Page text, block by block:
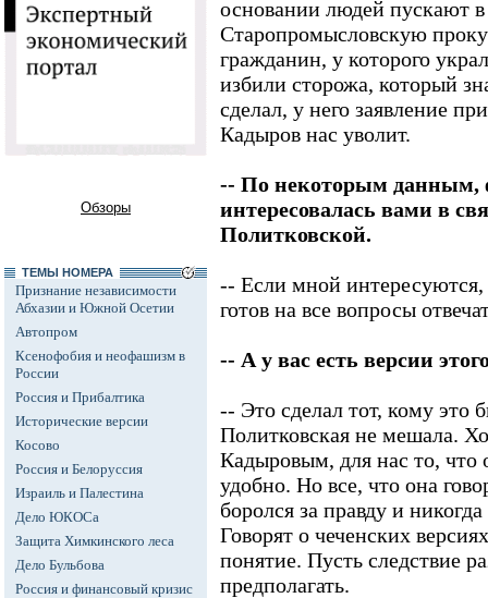
Обзоры
ТЕМЫ НОМЕРА
Признание независимости
Абхазии и Южной Осетии
Автопром
Ксенофобия и неофашизм в
России
Россия и Прибалтика
Исторические версии
Косово
Россия и Белоруссия
Израиль и Палестина
Дело ЮКОСа
Защита Химкинского леса
Дело Бульбова
Россия и финансовый кризис
основании людей пускают в
Старопромысловскую
гражданин, у которого
избили сторожа, который
сделал, у него заявление
Кадыров нас уволит.
-- По некоторым данным,
интересовалась вами в
Политковской.
-- Если мной интересуются,
готов на все вопросы
-- А у вас есть версии
-- Это сделал тот, кому это
Политковская не мешала.
Кадыровым, для нас то, что
удобно. Но все, что она
боролся за правду и
Говорят о чеченских
понятие. Пусть следствие
предполагать.